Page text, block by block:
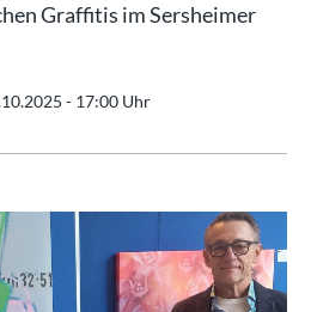
Graffitis im Sersheimer
- 17:00 Uhr